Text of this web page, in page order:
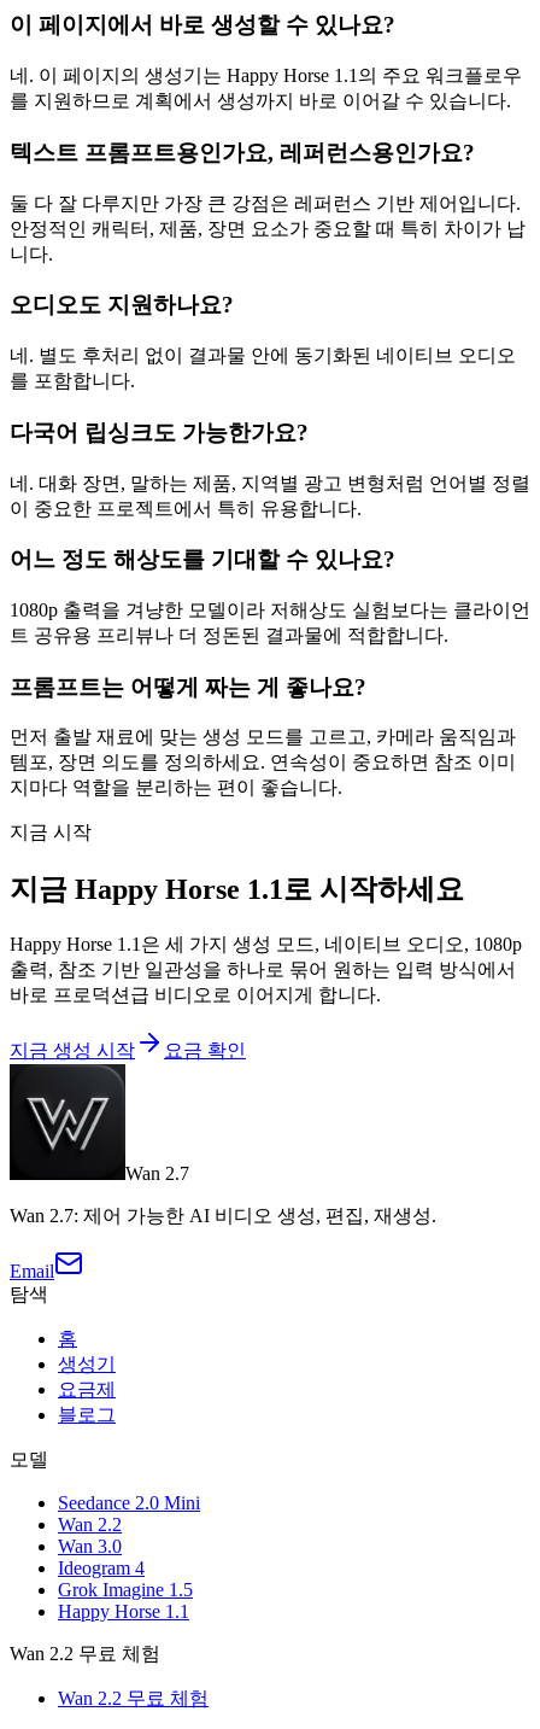
이 페이지에서 바로 생성할 수 있나요?
네. 이 페이지의 생성기는 Happy Horse 1.1의 주요 워크플로우
를 지원하므로 계획에서 생성까지 바로 이어갈 수 있습니다.
텍스트 프롬프트용인가요, 레퍼런스용인가요?
둘 다 잘 다루지만 가장 큰 강점은 레퍼런스 기반 제어입니다.
안정적인 캐릭터, 제품, 장면 요소가 중요할 때 특히 차이가 납
니다.
오디오도 지원하나요?
네. 별도 후처리 없이 결과물 안에 동기화된 네이티브 오디오
를 포함합니다.
다국어 립싱크도 가능한가요?
네. 대화 장면, 말하는 제품, 지역별 광고 변형처럼 언어별 정렬
이 중요한 프로젝트에서 특히 유용합니다.
어느 정도 해상도를 기대할 수 있나요?
1080p 출력을 겨냥한 모델이라 저해상도 실험보다는 클라이언
트 공유용 프리뷰나 더 정돈된 결과물에 적합합니다.
프롬프트는 어떻게 짜는 게 좋나요?
먼저 출발 재료에 맞는 생성 모드를 고르고, 카메라 움직임과
템포, 장면 의도를 정의하세요. 연속성이 중요하면 참조 이미
지마다 역할을 분리하는 편이 좋습니다.
지금 시작
지금 Happy Horse 1.1로 시작하세요
Happy Horse 1.1은 세 가지 생성 모드, 네이티브 오디오, 1080p
출력, 참조 기반 일관성을 하나로 묶어 원하는 입력 방식에서
바로 프로덕션급 비디오로 이어지게 합니다.
지금 생성 시작 요금 확인
Wan 2.7
Wan 2.7: 제어 가능한 AI 비디오 생성, 편집, 재생성.
Email
탐색
홈
생성기
요금제
블로그
모델
Seedance 2.0 Mini
Wan 2.2
Wan 3.0
Ideogram 4
Grok Imagine 1.5
Happy Horse 1.1
Wan 2.2 무료 체험
Wan 2.2 무료 체험